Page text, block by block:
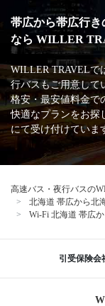
帯広から帯広行
なら WILLER
WILLER TRAVELで
行バスもご用意して
格安・最安値料金で
快適なプランをお探
にて受け付けていま
高速バス・夜行バスの
北海道 帯広から北
Wi-Fi 北海道 帯広
引受保険会